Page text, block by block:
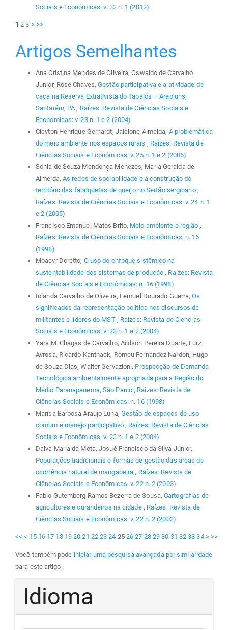
Sociais e Econômicas: v. 32 n. 1 (2012)
1 2 3 > >>
Artigos Semelhantes
Ana Cristina Mendes de Oliveira, Oswaldo de Carvalho
Junior, Rose Chaves,Gestão participativa e a atividade de
caça na Reserva Extrativista do Tapajós – Arapiuns,
Santarém, PA , Raízes: Revista de Ciências Sociais e
Econômicas: v. 23 n. 1 e 2 (2004)
Cleyton Henrique Gerhardt, Jalcione Almeida, A problemática
do meio ambiente nos espaços rurais , Raízes: Revista de
Ciências Sociais e Econômicas: v. 25 n. 1 e 2 (2006)
Sônia de Souza Mendonça Menezes, Maria Geralda de
Almeida, As redes de sociabilidade e a construção do
território das fabriquetas de queijo no Sertão sergipano ,
Raízes: Revista de Ciências Sociais e Econômicas: v. 24 n. 1
e 2 (2005)
Francisco Emanuel Matos Brito, Meio ambiente e região ,
Raízes: Revista de Ciências Sociais e Econômicas: n. 16
(1998)
Moacyr Doretto, O uso do enfoque sistêmico na
sustentabilidade dos sistemas de produção , Raízes: Revista
de Ciências Sociais e Econômicas: n. 16 (1998)
Iolanda Carvalho de Oliveira, Lemuel Dourado Guerra,Os
significados da representação política nos discursos de
militantes e líderes do MST , Raízes: Revista de Ciências
Sociais e Econômicas: v. 23 n. 1 e 2 (2004)
Yara M. Chagas de Carvalho, Aildson Pereira Duarte, Luiz
Ayrosa, Ricardo Kanthack, Romeu Fernandez Nardon, Hugo
de Souza Dias, Walter Gervazioni, Prospecção de Demanda
Tecnológica ambientalmente apropriada para a Região do
Médio Paranapanema, São Paulo , Raízes: Revista de
Ciências Sociais e Econômicas: n. 16 (1998)
Marisa Barbosa Araujo Luna, Gestão de espaços de uso
comum e manejo participativo , Raízes: Revista de Ciências
Sociais e Econômicas: v. 23 n. 1 e 2 (2004)
Dalva Maria da Mota, Josué Francisco da Silva Júnior,
Populações tradicionais e formas de gestão das áreas de
ocorrência natural de mangabeira , Raízes: Revista de
Ciências Sociais e Econômicas: v. 22 n. 2 (2003)
Fabio Gutemberg Ramos Bezerra de Sousa,Cartografias de
agricultores e curandeiros na cidade , Raízes: Revista de
Ciências Sociais e Econômicas: v. 22 n. 2 (2003)
<< < 15 16 17 18 19 20 21 22 23 24 25 26 27 28 29 30 31 32 33 34 > >>
Você também pode iniciar uma pesquisa avançada por similaridade
para este artigo.
Idioma